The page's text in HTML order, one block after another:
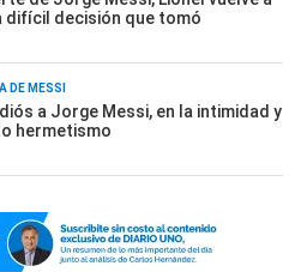
difícil decisión que tomó
DE MESSI
a Jorge Messi, en la intimidad y
hermetismo